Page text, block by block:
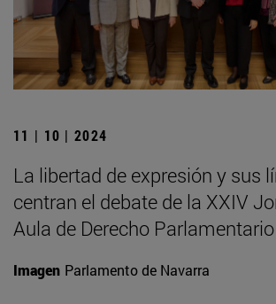
11 | 10 | 2024
La libertad de expresión y sus
centran el debate de la XXIV
Aula de Derecho Parlamentario
Imagen Parlamento de Navarra